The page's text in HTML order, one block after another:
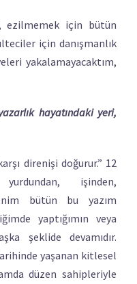
ezilmemek için bütün
için danışmanlık
yakalamayacaktım,
hayatındaki yeri,
direnişi doğurur.” 12
işinden,
bütün bu yazım
yaptığımın veya
şeklide devamıdır.
yaşanan kitlesel
düzen sahipleriyle